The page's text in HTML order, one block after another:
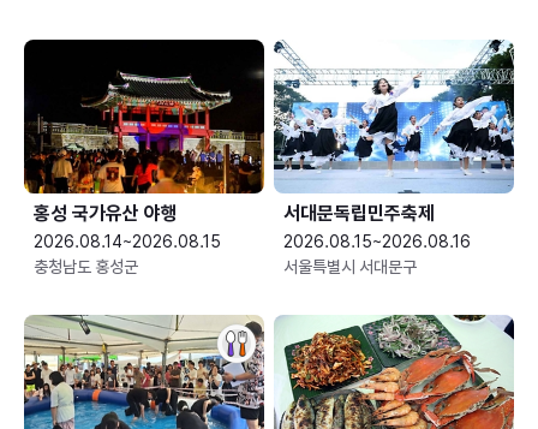
홍성 국가유산 야행
2026.08.14~2026.08.15
충청남도 홍성군
서대문독립민주축제
2026.08.15~2026.08.16
서울특별시 서대문구